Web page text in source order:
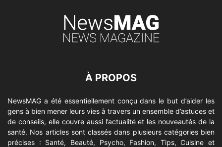
À PROPOS
NewsMAG a été essentiellement conçu dans le but d’aider les
gens à bien mener leurs vies à travers un ensemble d’astuces et
de conseils, elle couvre aussi l’actualité et les nouveautés de la
santé. Nos articles sont classés dans plusieurs catégories bien
précises : Santé, Beauté, Psycho, Fashion, Tips, Cuisine et